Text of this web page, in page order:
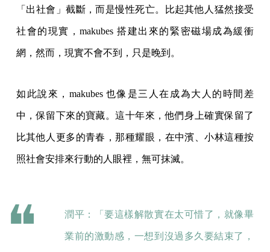
「出社會」截斷，而是慢性死亡。比起其他人猛然接受
社會的現實，makubes 搭建出來的緊密磁場成為緩衝
網，然而，現實不會不到，只是晚到。
如此說來，makubes 也像是三人在成為大人的時間差
中，保留下來的寶藏。這十年來，他們身上確實保留了
比其他人更多的青春，那種耀眼，在中濱、小林這種按
照社會安排來行動的人眼裡，無可抹滅。
潤平：「要這樣解散實在太可惜了，就像畢
業前的激動感，一想到沒過多久要結束了，